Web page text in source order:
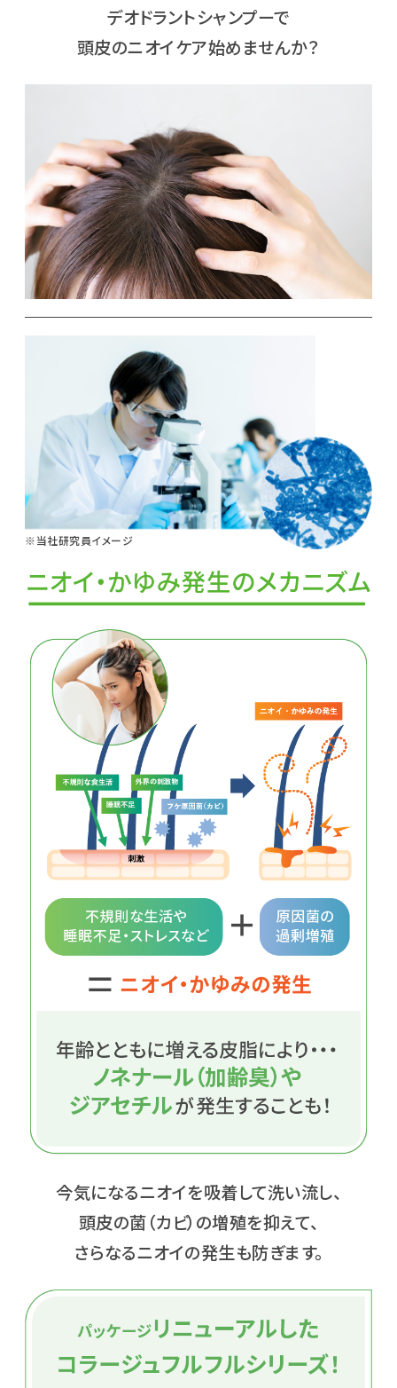
デオドラントシャンプーで
頭皮のニオイケア始めませんか？
※当社研究員イメージ
今気になるニオイを吸着して洗い流し、
頭皮の菌（カビ）の増殖を抑えて、
さらなるニオイの発生も防ぎます。